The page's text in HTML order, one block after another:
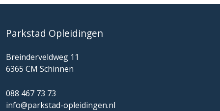
Parkstad Opleidingen
Breinderveldweg 11
6365 CM Schinnen
088 467 73 73
info@parkstad-opleidingen.nl